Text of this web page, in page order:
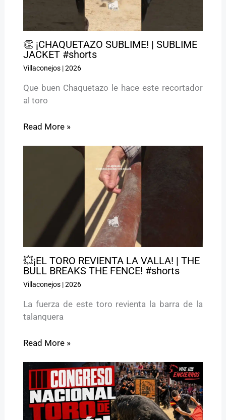
👏 ¡CHAQUETAZO SUBLIME! | SUBLIME
JACKET #shorts
Villaconejos|2026
Que buen Chaquetazo le hace este recortador
al toro
Read More »
💥¡EL TORO REVIENTA LA VALLA! | THE
BULL BREAKS THE FENCE! #shorts
Villaconejos|2026
La fuerza de este toro revienta la barra de la
talanquera
Read More »